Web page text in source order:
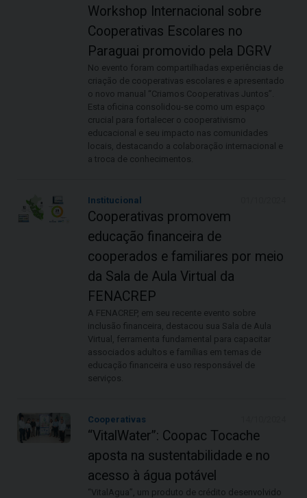
Workshop Internacional sobre
Cooperativas Escolares no
Paraguai promovido pela DGRV
No evento foram compartilhadas experiências de
criação de cooperativas escolares e apresentado
o novo manual “Criamos Cooperativas Juntos”.
Esta oficina consolidou-se como um espaço
crucial para fortalecer o cooperativismo
educacional e seu impacto nas comunidades
locais, destacando a colaboração internacional e
a troca de conhecimentos.
Institucional
Cooperativas promovem
educação financeira de
cooperados e familiares por meio
da Sala de Aula Virtual da
FENACREP
A FENACREP, em seu recente evento sobre
inclusão financeira, destacou sua Sala de Aula
Virtual, ferramenta fundamental para capacitar
associados adultos e famílias em temas de
educação financeira e uso responsável de
serviços.
Cooperativas
“VitalWater”: Coopac Tocache
aposta na sustentabilidade e no
acesso à água potável
“VitalAgua”, um produto de crédito desenvolvido